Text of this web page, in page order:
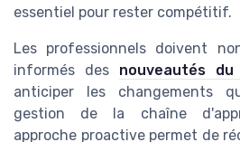
essentiel pour rester compétitif.
Les professionnels doivent
informés des nouveautés
anticiper les changements
gestion de la chaîne
approche proactive permet de